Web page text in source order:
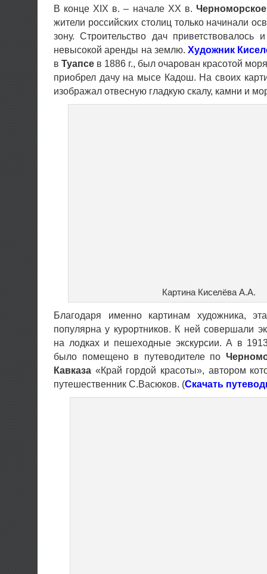
В конце XIX в. – начале XX в.
жители российских столиц только начинали
зону. Строительство дач
невысокой аренды на землю.Художник
в Туапсе в 1886 г., был очарован красотой
приобрел дачу на мысе Кадош. На своих
изображал отвесную гладкую скалу, камни и
Картина Киселёва А.А.
Благодаря именно картинам художника,
популярна у курортников. К ней совершали
на лодках и пешеходные экскурсии. А в
было помещено в путеводителе по
Кавказа «Край гордой красоты», автором
путешественник С.Васюков. (Скачать